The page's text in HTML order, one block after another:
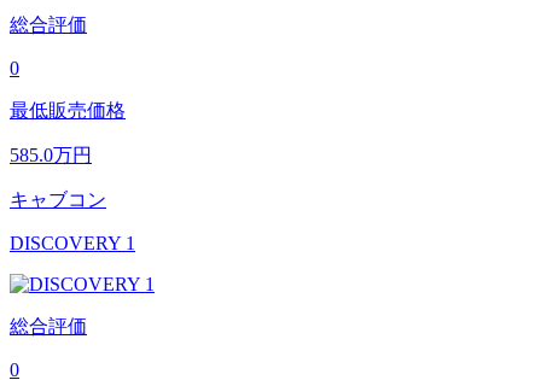
総合評価
0
最低販売価格
585.0万円
キャブコン
DISCOVERY 1
総合評価
0